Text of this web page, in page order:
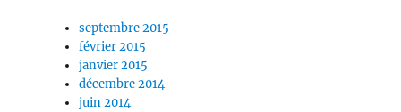
septembre 2015
février 2015
janvier 2015
décembre 2014
juin 2014